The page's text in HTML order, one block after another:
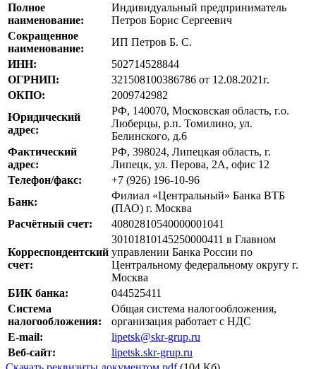
Полное
наименование:
Индивидуальный предприниматель
Петров Борис Сергеевич
Сокращенное
наименование:
ИП Петров Б. С.
ИНН:
502714528844
ОГРНИП:
321508100386786 от 12.08.2021г.
ОКПО:
2009742982
Юридический
адрес:
РФ, 140070, Московская область, г.о.
Люберцы, р.п. Томилино, ул.
Белинского, д.6
Фактический
адрес:
РФ, 398024, Липецкая область, г.
Липецк, ул. Перова, 2А, офис 12
Телефон/факс:
+7 (926) 196-10-96
Банк:
Филиал «Центральный» Банка ВТБ
(ПАО) г. Москва
Расчётный счет:
40802810540000001041
Корреспондентский
счет:
30101810145250000411 в Главном
управлении Банка России по
Центральному федеральному округу г.
Москва
БИК банка:
044525411
Система
налогообложения:
Общая система налогообложения,
организация работает с НДС
E-mail:
lipetsk@skr-grup.ru
Веб-сайт:
lipetsk.skr-grup.ru